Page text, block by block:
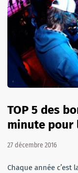
TOP 5 des
minute pour
27 décembre 2016
Chaque année c’est